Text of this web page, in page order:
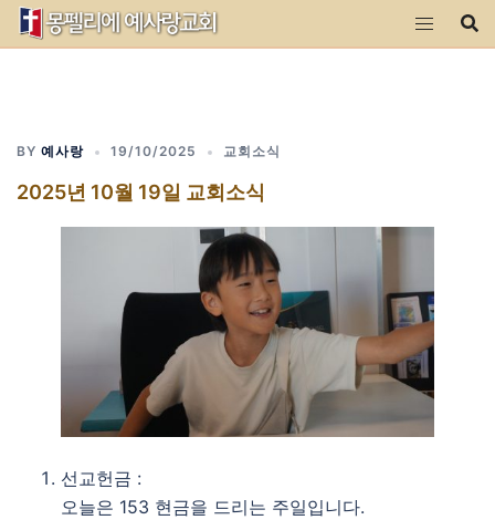
Skip
BY 예사랑 19/10/2025 교회소식
2025년 10월 19일 교회소식
선교헌금 :
오늘은 153 현금을 드리는 주일입니다.